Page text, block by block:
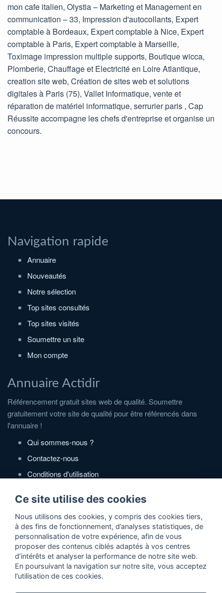
mon cafe italien, Olystia – Marketing et Management en
communication – 33, Impression d'autocollants, Expert
comptable à Bordeaux, Expert comptable à Nice, Expert
comptable à Paris, Expert comptable à Marseille,
Toximage impression multiple supports, Boutique wicca,
Plomberie, Chauffage et Electricité en Loire Atlantique,
creation site web, Création de sites web et solutions
digitales à Paris (75), Vallet Informatique, vente et
réparation de matériel informatique, serrurier paris , Cap
Réussite accompagne les chefs d'entreprise et organise un
concours.
Navigation rapide
Annuaire
Nouveautés
Notre sélection
Top sites consultés
Top sites visités
Soumettre un site
Mon compte
Annuaire Actidir
Référencement gratuit sites web de qualité. Soumettre
gratuitement votre site de qualité pour être référencés dans
l'annuaire !
Qui sommes-nous ?
Contactez-nous
Conditions d'utilisation
Partenaires
Zone Annonces Gratuites
Locations vacances entre particuliers
Ruedesvacances
Ce site utilise des cookies
Nous utilisons des cookies, y compris des cookies tiers,
à des fins de fonctionnement, d’analyses statistiques, de
personnalisation de votre expérience, afin de vous
proposer des contenus ciblés adaptés à vos centres
d’intérêts et analyser la performance de notre site web.
En poursuivant la navigation sur notre site, vous acceptez
l'utilisation de ces cookies.